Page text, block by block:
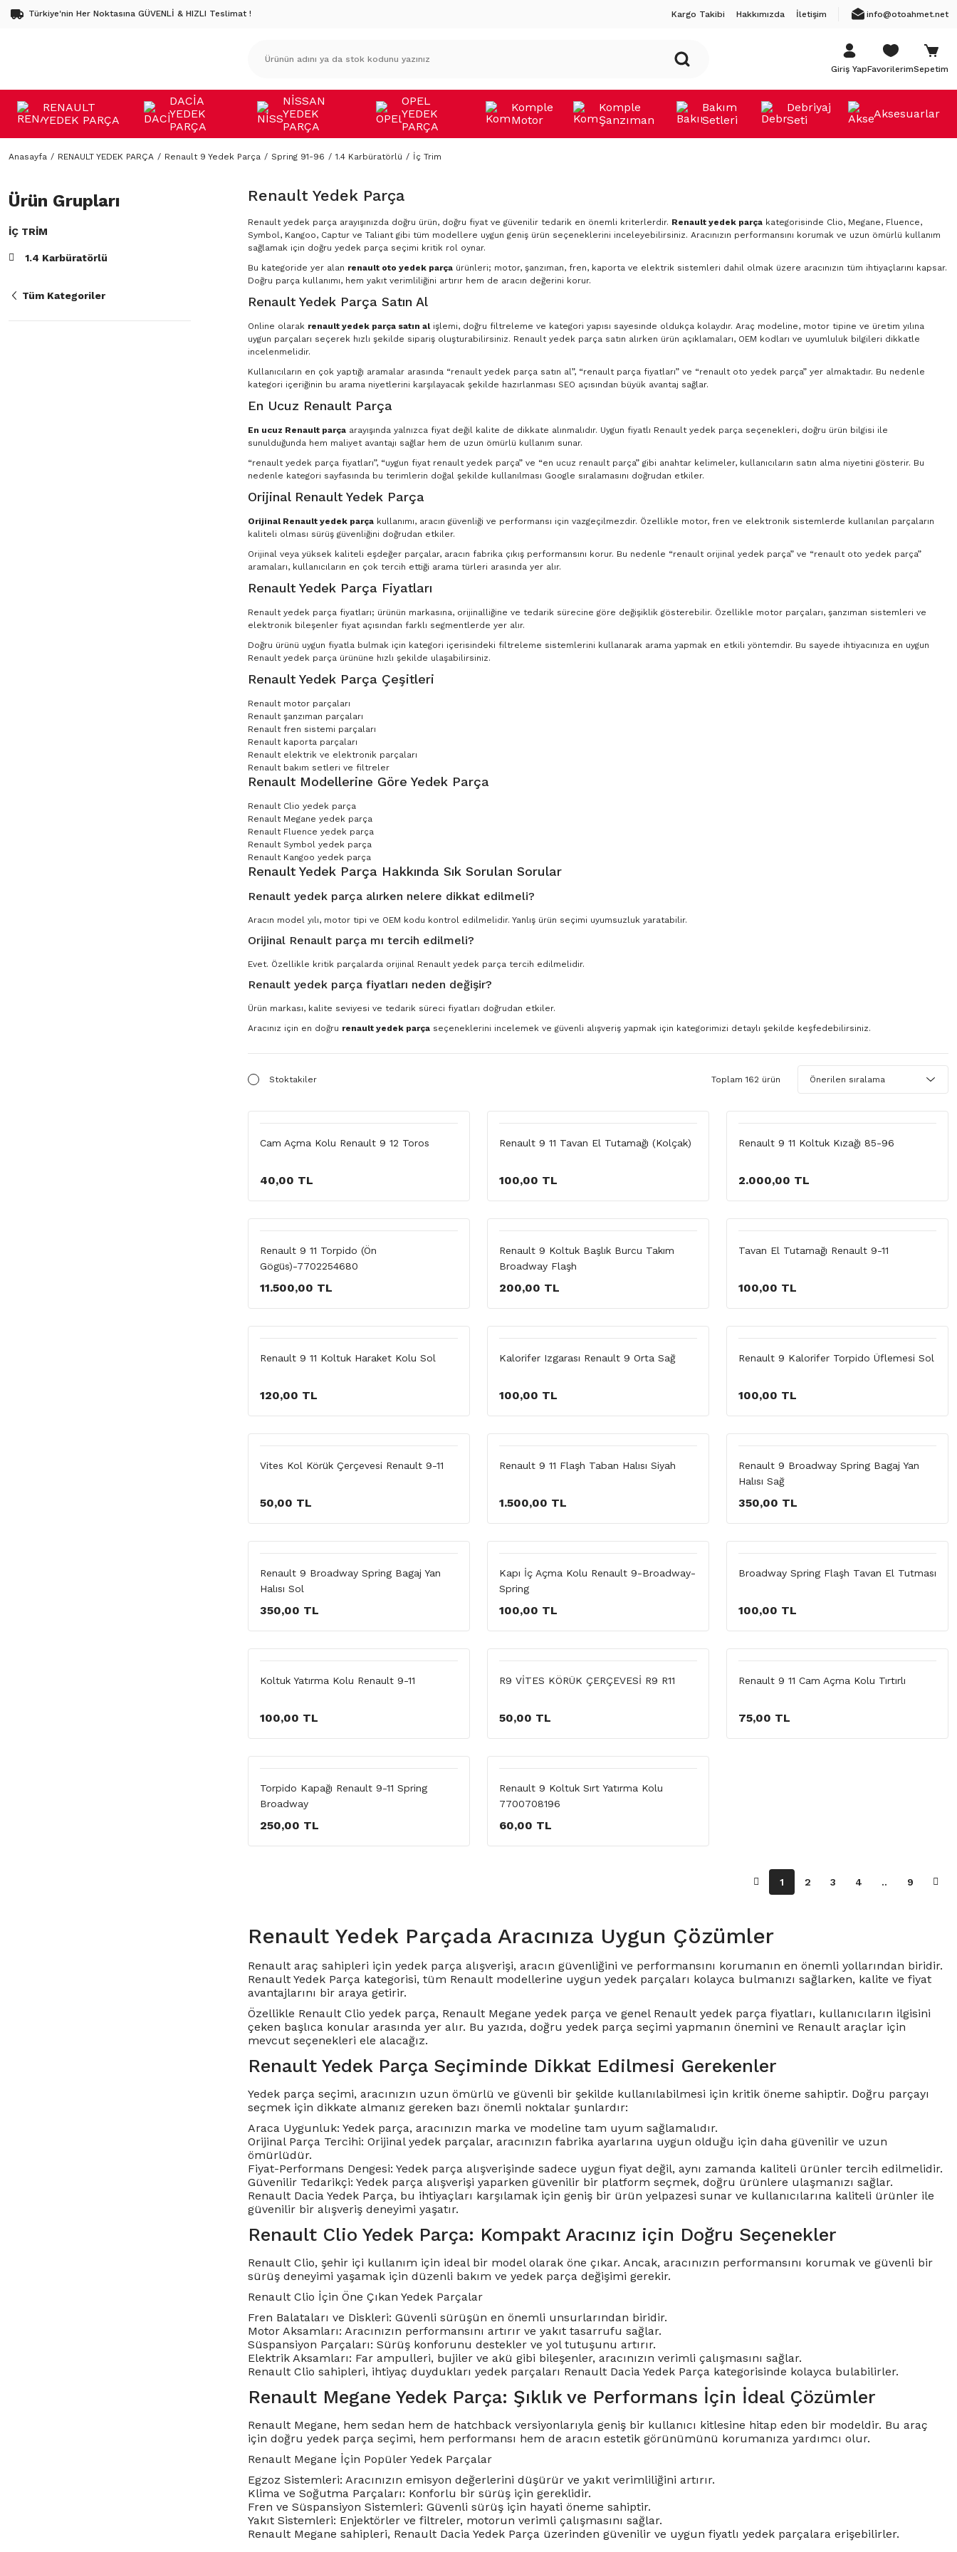
Türkiye'nin Her Noktasına GÜVENLİ & HIZLI Teslimat ! Kargo Takibi Hakkımızda İletişim info@otoahmet.net
Giriş YapFavorilerimSepetim
RENAULT
YEDEK PARÇA
DACİA
YEDEK
PARÇA
NİSSAN
YEDEK
PARÇA
OPEL
YEDEK
PARÇA
Komple
Motor
Komple
Şanzıman
Bakım
Setleri
Debriyaj
Seti
Aksesuarlar
Anasayfa RENAULT YEDEK PARÇA Renault 9 Yedek Parça Spring 91-96 1.4 Karbüratörlü İç Trim
Ürün Grupları
İÇ TRIM
1.4 Karbüratörlü
Tüm Kategoriler
Renault Yedek Parça
Renault yedek parça arayışınızda doğru ürün, doğru fiyat ve güvenilir tedarik en önemli kriterlerdir. Renault yedek parça kategorisinde Clio, Megane, Fluence,
Symbol, Kangoo, Captur ve Taliant gibi tüm modellere uygun geniş ürün seçeneklerini inceleyebilirsiniz. Aracınızın performansını korumak ve uzun ömürlü kullanım
sağlamak için doğru yedek parça seçimi kritik rol oynar.
Bu kategoride yer alan renault oto yedek parça ürünleri; motor, şanzıman, fren, kaporta ve elektrik sistemleri dahil olmak üzere aracınızın tüm ihtiyaçlarını kapsar.
Doğru parça kullanımı, hem yakıt verimliliğini artırır hem de aracın değerini korur.
Renault Yedek Parça Satın Al
Online olarak renault yedek parça satın al işlemi, doğru filtreleme ve kategori yapısı sayesinde oldukça kolaydır. Araç modeline, motor tipine ve üretim yılına
uygun parçaları seçerek hızlı şekilde sipariş oluşturabilirsiniz. Renault yedek parça satın alırken ürün açıklamaları, OEM kodları ve uyumluluk bilgileri dikkatle
incelenmelidir.
Kullanıcıların en çok yaptığı aramalar arasında “renault yedek parça satın al”, “renault parça fiyatları” ve “renault oto yedek parça” yer almaktadır. Bu nedenle
kategori içeriğinin bu arama niyetlerini karşılayacak şekilde hazırlanması SEO açısından büyük avantaj sağlar.
En Ucuz Renault Parça
En ucuz Renault parça arayışında yalnızca fiyat değil kalite de dikkate alınmalıdır. Uygun fiyatlı Renault yedek parça seçenekleri, doğru ürün bilgisi ile
sunulduğunda hem maliyet avantajı sağlar hem de uzun ömürlü kullanım sunar.
“renault yedek parça fiyatları”, “uygun fiyat renault yedek parça” ve “en ucuz renault parça” gibi anahtar kelimeler, kullanıcıların satın alma niyetini gösterir. Bu
nedenle kategori sayfasında bu terimlerin doğal şekilde kullanılması Google sıralamasını doğrudan etkiler.
Orijinal Renault Yedek Parça
Orijinal Renault yedek parça kullanımı, aracın güvenliği ve performansı için vazgeçilmezdir. Özellikle motor, fren ve elektronik sistemlerde kullanılan parçaların
kaliteli olması sürüş güvenliğini doğrudan etkiler.
Orijinal veya yüksek kaliteli eşdeğer parçalar, aracın fabrika çıkış performansını korur. Bu nedenle “renault orijinal yedek parça” ve “renault oto yedek parça”
aramaları, kullanıcıların en çok tercih ettiği arama türleri arasında yer alır.
Renault Yedek Parça Fiyatları
Renault yedek parça fiyatları; ürünün markasına, orijinalliğine ve tedarik sürecine göre değişiklik gösterebilir. Özellikle motor parçaları, şanzıman sistemleri ve
elektronik bileşenler fiyat açısından farklı segmentlerde yer alır.
Doğru ürünü uygun fiyatla bulmak için kategori içerisindeki filtreleme sistemlerini kullanarak arama yapmak en etkili yöntemdir. Bu sayede ihtiyacınıza en uygun
Renault yedek parça ürününe hızlı şekilde ulaşabilirsiniz.
Renault Yedek Parça Çeşitleri
Renault motor parçaları
Renault şanzıman parçaları
Renault fren sistemi parçaları
Renault kaporta parçaları
Renault elektrik ve elektronik parçaları
Renault bakım setleri ve filtreler
Renault Modellerine Göre Yedek Parça
Renault Clio yedek parça
Renault Megane yedek parça
Renault Fluence yedek parça
Renault Symbol yedek parça
Renault Kangoo yedek parça
Renault Yedek Parça Hakkında Sık Sorulan Sorular
Renault yedek parça alırken nelere dikkat edilmeli?
Aracın model yılı, motor tipi ve OEM kodu kontrol edilmelidir. Yanlış ürün seçimi uyumsuzluk yaratabilir.
Orijinal Renault parça mı tercih edilmeli?
Evet. Özellikle kritik parçalarda orijinal Renault yedek parça tercih edilmelidir.
Renault yedek parça fiyatları neden değişir?
Ürün markası, kalite seviyesi ve tedarik süreci fiyatları doğrudan etkiler.
Aracınız için en doğru renault yedek parça seçeneklerini incelemek ve güvenli alışveriş yapmak için kategorimizi detaylı şekilde keşfedebilirsiniz.
Stoktakiler Toplam 162 ürün
Cam Açma Kolu Renault 9 12 Toros
40,00 TL
Renault 9 11 Tavan El Tutamağı (Kolçak)
100,00 TL
Renault 9 11 Koltuk Kızağı 85-96
2.000,00 TL
Renault 9 11 Torpido (Ön
Gögüs)-7702254680
11.500,00 TL
Renault 9 Koltuk Başlık Burcu Takım
Broadway Flaşh
200,00 TL
Tavan El Tutamağı Renault 9-11
100,00 TL
Renault 9 11 Koltuk Haraket Kolu Sol
120,00 TL
Kalorifer Izgarası Renault 9 Orta Sağ
100,00 TL
Renault 9 Kalorifer Torpido Üflemesi Sol
100,00 TL
Vites Kol Körük Çerçevesi Renault 9-11
50,00 TL
Renault 9 11 Flaşh Taban Halısı Siyah
1.500,00 TL
Renault 9 Broadway Spring Bagaj Yan
Halısı Sağ
350,00 TL
Renault 9 Broadway Spring Bagaj Yan
Halısı Sol
350,00 TL
Kapı İç Açma Kolu Renault 9-Broadway-
Spring
100,00 TL
Broadway Spring Flaşh Tavan El Tutması
100,00 TL
Koltuk Yatırma Kolu Renault 9-11
100,00 TL
R9 VİTES KÖRÜK ÇERÇEVESİ R9 R11
50,00 TL
Renault 9 11 Cam Açma Kolu Tırtırlı
75,00 TL
Torpido Kapağı Renault 9-11 Spring
Broadway
250,00 TL
Renault 9 Koltuk Sırt Yatırma Kolu
7700708196
60,00 TL
1 2 3 4 .. 9
Renault Yedek Parçada Aracınıza Uygun Çözümler
Renault araç sahipleri için yedek parça alışverişi, aracın güvenliğini ve performansını korumanın en önemli yollarından biridir.
Renault Yedek Parça kategorisi, tüm Renault modellerine uygun yedek parçaları kolayca bulmanızı sağlarken, kalite ve fiyat
avantajlarını bir araya getirir.
Özellikle Renault Clio yedek parça, Renault Megane yedek parça ve genel Renault yedek parça fiyatları, kullanıcıların ilgisini
çeken başlıca konular arasında yer alır. Bu yazıda, doğru yedek parça seçimi yapmanın önemini ve Renault araçlar için
mevcut seçenekleri ele alacağız.
Renault Yedek Parça Seçiminde Dikkat Edilmesi Gerekenler
Yedek parça seçimi, aracınızın uzun ömürlü ve güvenli bir şekilde kullanılabilmesi için kritik öneme sahiptir. Doğru parçayı
seçmek için dikkate almanız gereken bazı önemli noktalar şunlardır:
Araca Uygunluk: Yedek parça, aracınızın marka ve modeline tam uyum sağlamalıdır.
Orijinal Parça Tercihi: Orijinal yedek parçalar, aracınızın fabrika ayarlarına uygun olduğu için daha güvenilir ve uzun
ömürlüdür.
Fiyat-Performans Dengesi: Yedek parça alışverişinde sadece uygun fiyat değil, aynı zamanda kaliteli ürünler tercih edilmelidir.
Güvenilir Tedarikçi: Yedek parça alışverişi yaparken güvenilir bir platform seçmek, doğru ürünlere ulaşmanızı sağlar.
Renault Dacia Yedek Parça, bu ihtiyaçları karşılamak için geniş bir ürün yelpazesi sunar ve kullanıcılarına kaliteli ürünler ile
güvenilir bir alışveriş deneyimi yaşatır.
Renault Clio Yedek Parça: Kompakt Aracınız için Doğru Seçenekler
Renault Clio, şehir içi kullanım için ideal bir model olarak öne çıkar. Ancak, aracınızın performansını korumak ve güvenli bir
sürüş deneyimi yaşamak için düzenli bakım ve yedek parça değişimi gerekir.
Renault Clio İçin Öne Çıkan Yedek Parçalar
Fren Balataları ve Diskleri: Güvenli sürüşün en önemli unsurlarından biridir.
Motor Aksamları: Aracınızın performansını artırır ve yakıt tasarrufu sağlar.
Süspansiyon Parçaları: Sürüş konforunu destekler ve yol tutuşunu artırır.
Elektrik Aksamları: Far ampulleri, bujiler ve akü gibi bileşenler, aracınızın verimli çalışmasını sağlar.
Renault Clio sahipleri, ihtiyaç duydukları yedek parçaları Renault Dacia Yedek Parça kategorisinde kolayca bulabilirler.
Renault Megane Yedek Parça: Şıklık ve Performans İçin İdeal Çözümler
Renault Megane, hem sedan hem de hatchback versiyonlarıyla geniş bir kullanıcı kitlesine hitap eden bir modeldir. Bu araç
için doğru yedek parça seçimi, hem performansı hem de aracın estetik görünümünü korumanıza yardımcı olur.
Renault Megane İçin Popüler Yedek Parçalar
Egzoz Sistemleri: Aracınızın emisyon değerlerini düşürür ve yakıt verimliliğini artırır.
Klima ve Soğutma Parçaları: Konforlu bir sürüş için gereklidir.
Fren ve Süspansiyon Sistemleri: Güvenli sürüş için hayati öneme sahiptir.
Yakıt Sistemleri: Enjektörler ve filtreler, motorun verimli çalışmasını sağlar.
Renault Megane sahipleri, Renault Dacia Yedek Parça üzerinden güvenilir ve uygun fiyatlı yedek parçalara erişebilirler.